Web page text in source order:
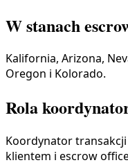
W stanach
Kalifornia, Arizona,
Oregon i Kolorado.
Rola
Koordynator
klientem i escrow